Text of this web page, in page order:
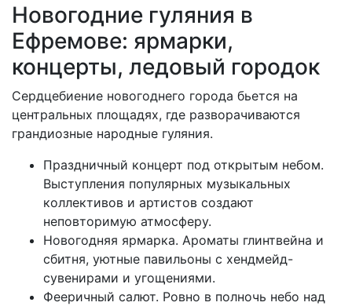
Новогодние гуляния в
Ефремове: ярмарки,
концерты, ледовый городок
Сердцебиение новогоднего города бьется на
центральных площадях, где разворачиваются
грандиозные народные гуляния.
Праздничный концерт под открытым небом.
Выступления популярных музыкальных
коллективов и артистов создают
неповторимую атмосферу.
Новогодняя ярмарка. Ароматы глинтвейна и
сбитня, уютные павильоны с хендмейд-
сувенирами и угощениями.
Фееричный салют. Ровно в полночь небо над